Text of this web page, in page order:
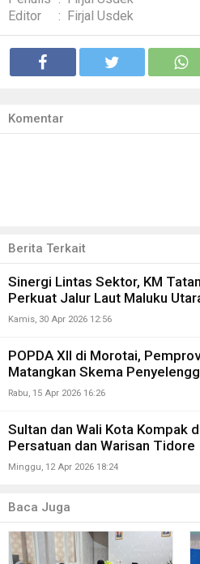
Editor
: Firjal Usdek
Komentar
Berita Terkait
Sinergi Lintas Sektor, KM
Perkuat Jalur Laut Maluku
Kamis, 30 Apr 2026 12:56
POPDA XII di Morotai,
Matangkan Skema
Rabu, 15 Apr 2026 16:26
Sultan dan Wali Kota Kompak
Persatuan dan Warisan Tidore
Minggu, 12 Apr 2026 18:24
Baca Juga